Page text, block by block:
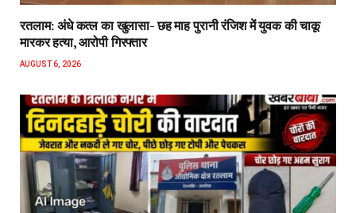
रतलाम: अंधे कत्ल का खुलासा- छह माह पुरानी रंजिश में युवक की चाकू
मारकर हत्या, आरोपी गिरफ्तार
AUGUST 6, 2026